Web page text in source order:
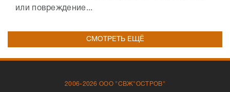
или повреждение...
СМОТРЕТЬ ЕЩЁ
2006-2026 ООО "СВЖ"ОСТРОВ"